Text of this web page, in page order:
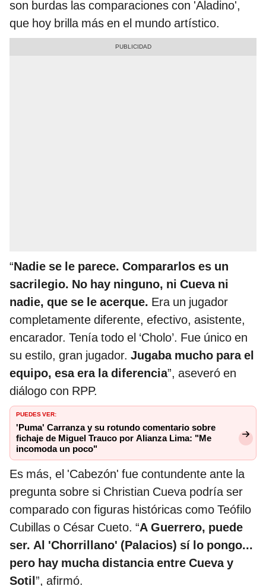
son burdas las comparaciones con 'Aladino',
que hoy brilla más en el mundo artístico.
“Nadie se le parece. Compararlos es un
sacrilegio. No hay ninguno, ni Cueva ni
nadie, que se le acerque. Era un jugador
completamente diferente, efectivo, asistente,
encarador. Tenía todo el ‘Cholo’. Fue único en
su estilo, gran jugador. Jugaba mucho para el
equipo, esa era la diferencia”, aseveró en
diálogo con RPP.
PUEDES VER:
'Puma' Carranza y su rotundo comentario sobre
fichaje de Miguel Trauco por Alianza Lima: "Me
incomoda un poco"
Es más, el 'Cabezón' fue contundente ante la
pregunta sobre si Christian Cueva podría ser
comparado con figuras históricas como Teófilo
Cubillas o César Cueto. “A Guerrero, puede
ser. Al 'Chorrillano' (Palacios) sí lo pongo...
pero hay mucha distancia entre Cueva y
Sotil”, afirmó.